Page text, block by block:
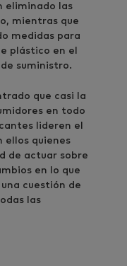
eliminado las
mientras que
medidas para
plástico en el
suministro.
que casi la
en todo
lideren el
ellos quienes
de actuar sobre
en lo que
cuestión de
las